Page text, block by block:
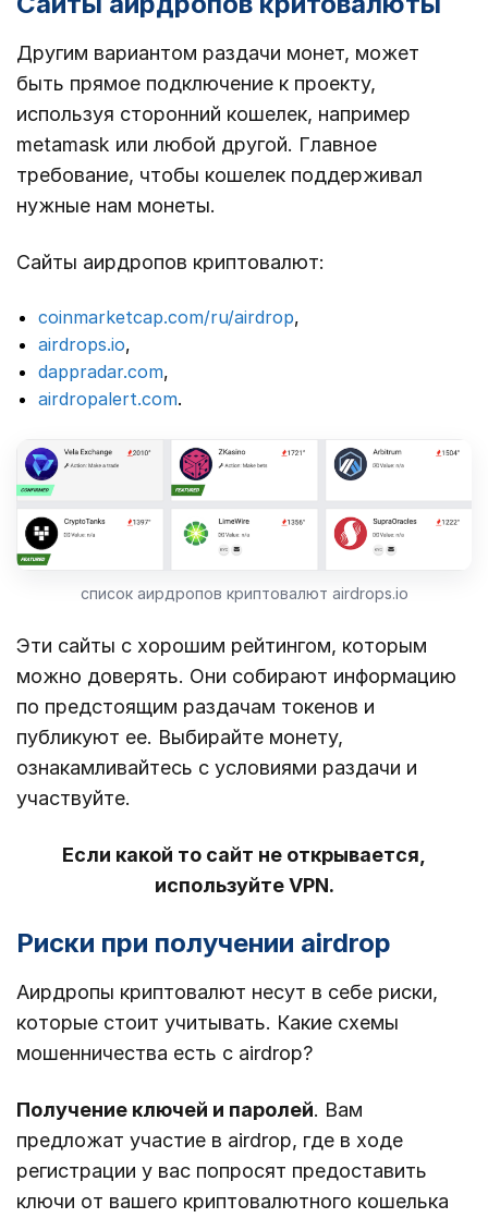
Другим вариантом раздачи монет, может
быть прямое подключение к проекту,
используя сторонний кошелек, например
metamask или любой другой. Главное
требование, чтобы кошелек поддерживал
нужные нам монеты.
Сайты аирдропов криптовалют:
coinmarketcap.com/ru/airdrop,
airdrops.io,
dappradar.com,
airdropalert.com.
список аирдропов криптовалют airdrops.io
Эти сайты с хорошим рейтингом, которым
можно доверять. Они собирают информацию
по предстоящим раздачам токенов и
публикуют ее. Выбирайте монету,
ознакамливайтесь с условиями раздачи и
участвуйте.
Если какой то сайт не открывается,
используйте VPN.
Риски при получении airdrop
Аирдропы криптовалют несут в себе риски,
которые стоит учитывать. Какие схемы
мошенничества есть с airdrop?
Получение ключей и паролей. Вам
предложат участие в airdrop, где в ходе
регистрации у вас попросят предоставить
ключи от вашего криптовалютного кошелька